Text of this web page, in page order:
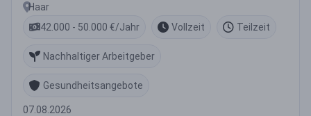
Haar
42.000 - 50.000 €/Jahr
Vollzeit Teilzeit
Nachhaltiger Arbeitgeber
Gesundheitsangebote
07.08.2026